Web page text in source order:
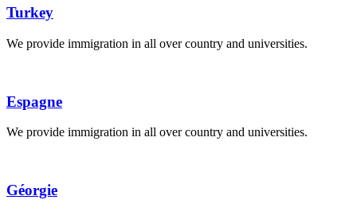
Turkey
We provide immigration in all over country and universities.
Espagne
We provide immigration in all over country and universities.
Géorgie